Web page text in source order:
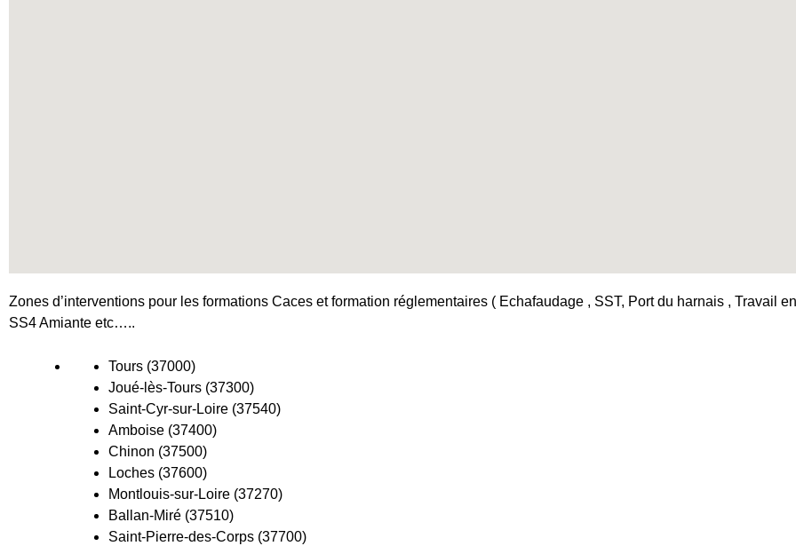
Zones d’interventions pour les formations Caces et formation réglementaires ( Echafaudage , SST, Port du harnais , Travail
SS4 Amiante etc…..
Tours (37000)
Joué-lès-Tours (37300)
Saint-Cyr-sur-Loire (37540)
Amboise (37400)
Chinon (37500)
Loches (37600)
Montlouis-sur-Loire (37270)
Ballan-Miré (37510)
Saint-Pierre-des-Corps (37700)